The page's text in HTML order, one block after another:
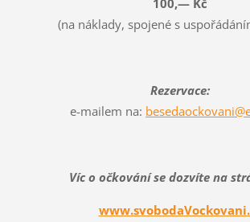
100,— Kč
(na náklady, spojené s
Rezervace:
e-mailem na:
Víc o očkování se dozvíte na